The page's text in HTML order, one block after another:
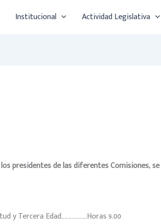
Institucional Actividad Legislativa
presidentes de las diferentes Comisiones, se
y Tercera Edad………………….Horas 9.00